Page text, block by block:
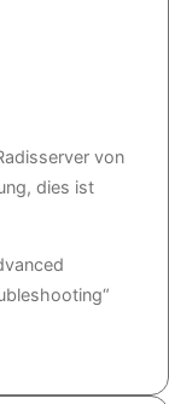
von
dies ist